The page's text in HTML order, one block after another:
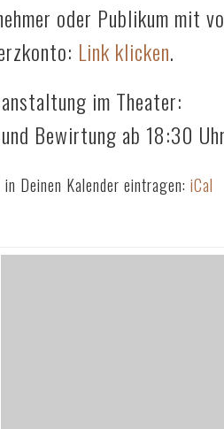
oder Publikum mit
Link klicken.
im Theater:
Bewirtung ab 18:30
Deinen Kalender eintragen: iCal